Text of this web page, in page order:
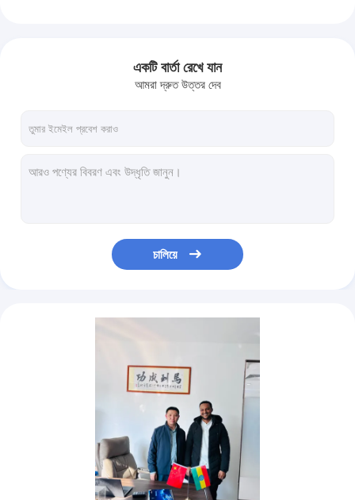
২০২৪ মার্সেডিজ বেনজ ভি ৩০০ এমপিভি নতুন গাড়ি বিলাসবহুল পেট্রল ৭ সিট অটো ৪ম্যাটিক
২০২৪ মার্সেডিজ বেনজ ভি ৩০০ নতুন গাড়ি ৭ আসন ৪৮ ভোল্ট হালকা হাইব্রিড বিলাসিতা
২০২৪ মের্সেডস বেনজ ভিটো ২.০টি নতুন গাড়ি ৭টি আসন নতুন এনার্জি যানবাহন
মার্সেডিজ বেনজ ইভি ইকিউই ৫০০ ৪এমএটিআইসি নতুন গাড়ি সেডান ৫টি আসন বিলাসবহুল নতুন শক্তি যানবাহন
২০২৫ মের্সেডিজ বেনজ সি ক্লাস ২০০ এল নিউ কার স্পোর্টস ১.৫ টি পেট্রল অটো সেডান যানবাহন
২০২৪ মের্সেডস-বেঞ্জ জিএলবি নতুন গাড়ি এএমজি সানরোফ ২.০টি ৪৮ ভোল্ট হালকা হাইব্রিড এসইউভি
একটি বার্তা রেখে যান
আমরা দ্রুত উত্তর দেব
চালিয়ে